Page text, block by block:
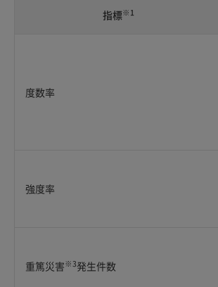
指標※1
度数率
強度率
重篤災害※3発生件数